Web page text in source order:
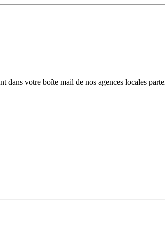
dans votre boîte mail de nos agences locales